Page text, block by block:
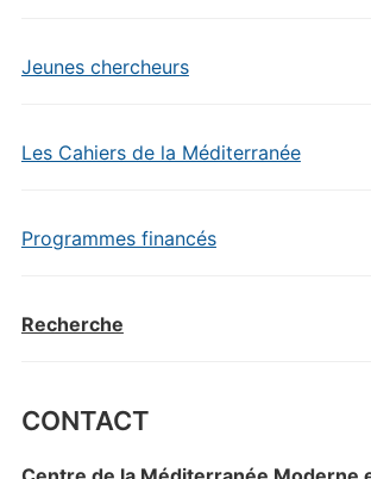
Jeunes chercheurs
Les Cahiers de la Méditerranée
Programmes financés
Recherche
CONTACT